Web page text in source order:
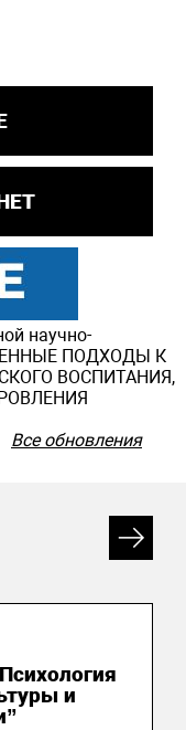
научно-
ПОДХОДЫ К
ВОСПИТАНИЯ,
Все обновления
и